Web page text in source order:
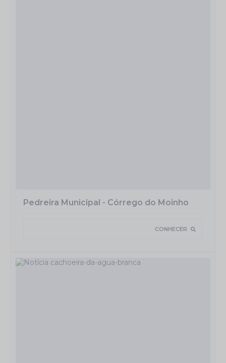
Pedreira Municipal - Córrego do Moinho
CONHECER